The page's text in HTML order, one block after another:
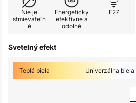
Nie je
stmievateľn
é
Energeticky
efektívne a
odolné
E27
Svetelný efekt
Teplá biela Univerzálna biela